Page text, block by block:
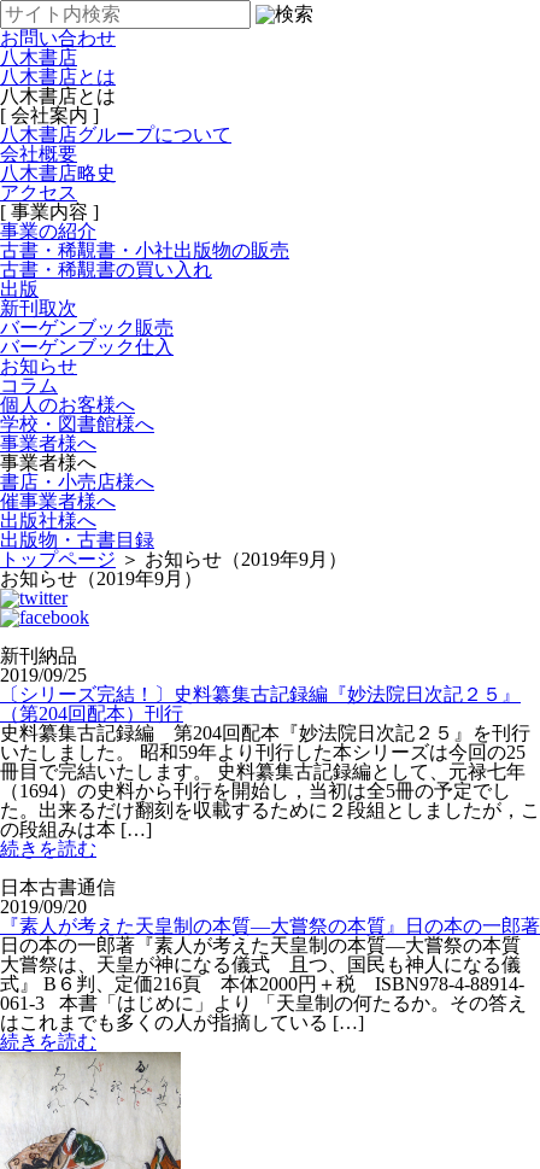
お問い合わせ
八木書店
八木書店とは
八木書店とは
[ 会社案内 ]
八木書店グループについて
会社概要
八木書店略史
アクセス
[ 事業内容 ]
事業の紹介
古書・稀覯書・小社出版物の販売
古書・稀覯書の買い入れ
出版
新刊取次
バーゲンブック販売
バーゲンブック仕入
お知らせ
コラム
個人のお客様へ
学校・図書館様へ
事業者様へ
事業者様へ
書店・小売店様へ
催事業者様へ
出版社様へ
出版物・古書目録
トップページ ＞ お知らせ（2019年9月）
お知らせ（2019年9月）
新刊納品
2019/09/25
〔シリーズ完結！〕史料纂集古記録編『妙法院日次記２５』
（第204回配本）刊行
史料纂集古記録編 第204回配本『妙法院日次記２５』を刊行
いたしました。 昭和59年より刊行した本シリーズは今回の25
冊目で完結いたします。 史料纂集古記録編として、元禄七年
（1694）の史料から刊行を開始し，当初は全5冊の予定でし
た。出来るだけ翻刻を収載するために２段組としましたが，こ
の段組みは本 […]
続きを読む
日本古書通信
2019/09/20
『素人が考えた天皇制の本質―大嘗祭の本質』日の本の一郎著
日の本の一郎著『素人が考えた天皇制の本質―大嘗祭の本質
大嘗祭は、天皇が神になる儀式 且つ、国民も神人になる儀
式』 B６判、定価216頁 本体2000円＋税 ISBN978-4-88914-
061-3 本書「はじめに」より 「天皇制の何たるか。その答え
はこれまでも多くの人が指摘している […]
続きを読む